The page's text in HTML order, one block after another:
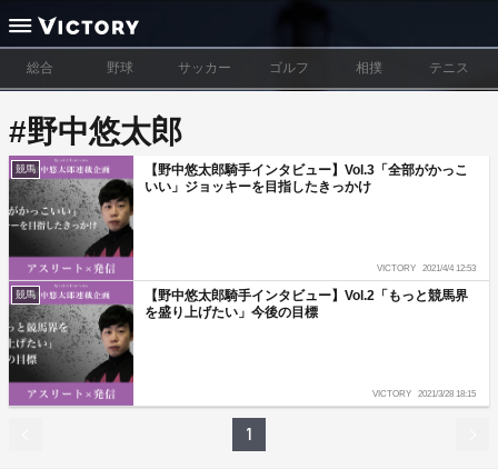
総合 野球 サッカー ゴルフ 相撲 テニス
#野中悠太郎
競馬
【野中悠太郎騎手インタビュー】Vol.3「全部がかっこ
いい」ジョッキーを目指したきっかけ
VICTORY 2021/4/4 12:53
競馬
【野中悠太郎騎手インタビュー】Vol.2「もっと競馬界
を盛り上げたい」今後の目標
VICTORY 2021/3/28 18:15
1